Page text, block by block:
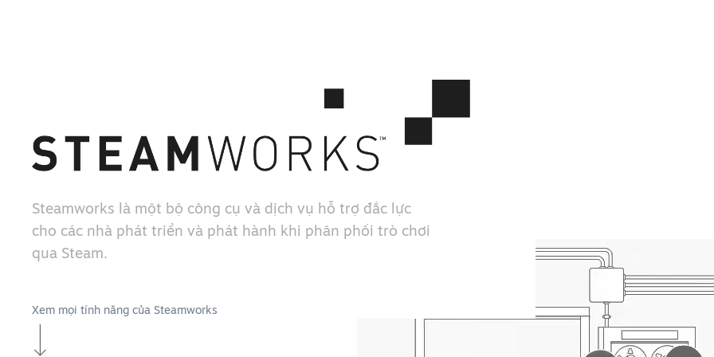
Steamworks là một bộ công cụ và dịch vụ hỗ trợ đắc lực
cho các nhà phát triển và phát hành khi phân phối trò chơi
qua Steam.
Xem mọi tính năng của Steamworks